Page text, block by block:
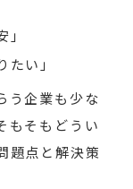
」
たい」
う企業も少な
もそもどうい
題点と解決策